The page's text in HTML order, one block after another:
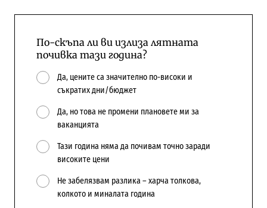
По-скъпа ли ви излиза лятната
почивка тази година?
Да, цените са значително по-високи и
съкратих дни/бюджет
Да, но това не промени плановете ми за
ваканцията
Тази година няма да почивам точно заради
високите цени
Не забелязвам разлика – харча толкова,
колкото и миналата година